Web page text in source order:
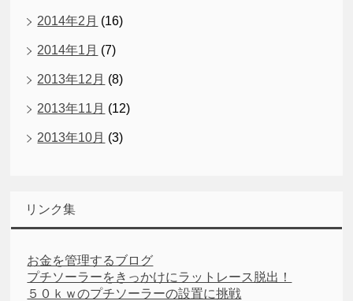
2014年2月 (16)
2014年1月 (7)
2013年12月 (8)
2013年11月 (12)
2013年10月 (3)
リンク集
お金を管理するブログ
プチソーラーをきっかけにラットレース脱出！
５０ｋｗのプチソーラーの設置に挑戦